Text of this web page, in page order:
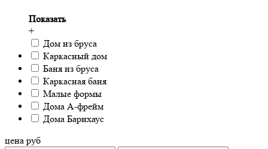
Показать
+
Дом из бруса
Каркасный дом
Баня из бруса
Каркасная баня
Малые формы
Дома А-фрейм
Дома Барнхаус
цена руб